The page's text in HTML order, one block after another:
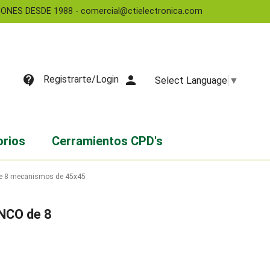
DESDE 1988 - comercial@ctielectronica.com
contact_support Registrarte/Login person Select Language ▼
Cerramientos CPD's
8 mecanismos de 45x45
de 8